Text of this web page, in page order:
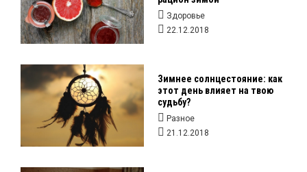
Здоровье
22.12.2018
Зимнее солнцестояние: как
этот день влияет на твою
судьбу?
Разное
21.12.2018